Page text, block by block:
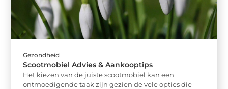
Gezondheid
Scootmobiel Advies & Aankooptips
Het kiezen van de juiste scootmobiel kan een
ontmoedigende taak zijn gezien de vele opties die